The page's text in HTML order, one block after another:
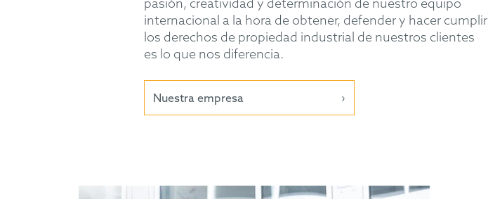
pasión, creatividad y determinación de nuestro equipo
internacional a la hora de obtener, defender y hacer cumplir
los derechos de propiedad industrial de nuestros clientes
es lo que nos diferencia.
Nuestra empresa